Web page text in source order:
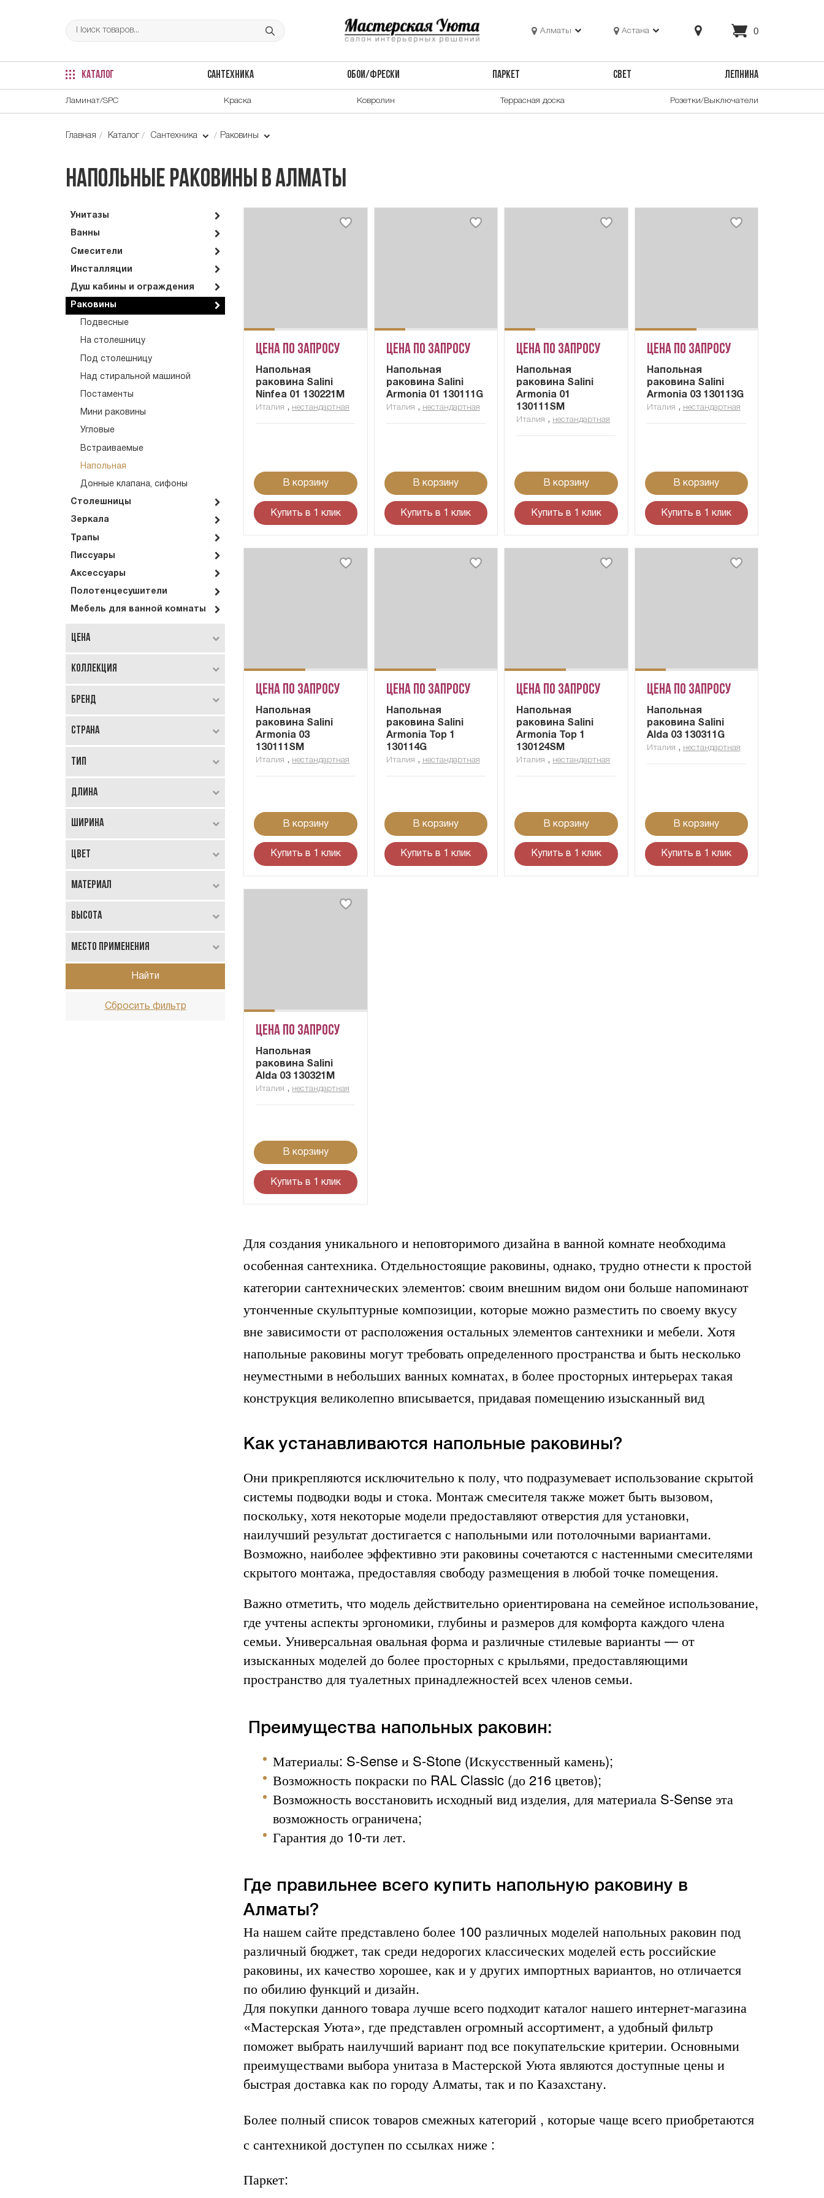
Алматы Астана 0
КАТАЛОГ САНТЕХНИКА ОБОИ/ФРЕСКИ ПАРКЕТ СВЕТ ЛЕПНИНА
Ламинат/SPC Краска Ковролин Террасная доска Розетки/Выключатели
Главная Каталог Сантехника Раковины
Напольные раковины в Алматы
Унитазы
Ванны
Смесители
Инсталляции
Душ кабины и ограждения
Раковины
Подвесные
На столешницу
Под столешницу
Над стиральной машиной
Постаменты
Мини раковины
Угловые
Встраиваемые
Напольная
Донные клапана, сифоны
Столешницы
Зеркала
Трапы
Писсуары
Аксессуары
Полотенцесушители
Мебель для ванной комнаты
Цена
Коллекция
Бренд
Страна
Тип
Длина
Ширина
Цвет
Материал
Высота
Место применения
Найти
Сбросить фильтр
Цена по запросу
Напольная
раковина Salini
Ninfea 01 130221M
Италия , нестандартная
В корзину
Купить в 1 клик
Цена по запросу
Напольная
раковина Salini
Armonia 01 130111G
Италия , нестандартная
В корзину
Купить в 1 клик
Цена по запросу
Напольная
раковина Salini
Armonia 01
130111SM
Италия , нестандартная
В корзину
Купить в 1 клик
Цена по запросу
Напольная
раковина Salini
Armonia 03 130113G
Италия , нестандартная
В корзину
Купить в 1 клик
Цена по запросу
Напольная
раковина Salini
Armonia 03
130111SM
Италия , нестандартная
В корзину
Купить в 1 клик
Цена по запросу
Напольная
раковина Salini
Armonia Top 1
130114G
Италия , нестандартная
В корзину
Купить в 1 клик
Цена по запросу
Напольная
раковина Salini
Armonia Top 1
130124SM
Италия , нестандартная
В корзину
Купить в 1 клик
Цена по запросу
Напольная
раковина Salini
Alda 03 130311G
Италия , нестандартная
В корзину
Купить в 1 клик
Цена по запросу
Напольная
раковина Salini
Alda 03 130321M
Италия , нестандартная
В корзину
Купить в 1 клик
Для создания уникального и неповторимого дизайна в ванной комнате необходима
особенная сантехника. Отдельностоящие раковины, однако, трудно отнести к простой
категории сантехнических элементов: своим внешним видом они больше напоминают
утонченные скульптурные композиции, которые можно разместить по своему вкусу
вне зависимости от расположения остальных элементов сантехники и мебели. Хотя
напольные раковины могут требовать определенного пространства и быть несколько
неуместными в небольших ванных комнатах, в более просторных интерьерах такая
конструкция великолепно вписывается, придавая помещению изысканный вид
Как устанавливаются напольные раковины?
Они прикрепляются исключительно к полу, что подразумевает использование скрытой
системы подводки воды и стока. Монтаж смесителя также может быть вызовом,
поскольку, хотя некоторые модели предоставляют отверстия для установки,
наилучший результат достигается с напольными или потолочными вариантами.
Возможно, наиболее эффективно эти раковины сочетаются с настенными смесителями
скрытого монтажа, предоставляя свободу размещения в любой точке помещения.
Важно отметить, что модель действительно ориентирована на семейное использование,
где учтены аспекты эргономики, глубины и размеров для комфорта каждого члена
семьи. Универсальная овальная форма и различные стилевые варианты — от
изысканных моделей до более просторных с крыльями, предоставляющими
пространство для туалетных принадлежностей всех членов семьи.
Преимущества напольных раковин:
Материалы: S-Sense и S-Stone (Искусственный камень);
Возможность покраски по RAL Classic (до 216 цветов);
Возможность восстановить исходный вид изделия, для материала S-Sense эта
возможность ограничена;
Гарантия до 10-ти лет.
Где правильнее всего купить напольную раковину в
Алматы?
На нашем сайте представлено более 100 различных моделей напольных раковин под
различный бюджет, так среди недорогих классических моделей есть российские
раковины, их качество хорошее, как и у других импортных вариантов, но отличается
по обилию функций и дизайн.
Для покупки данного товара лучше всего подходит каталог нашего интернет-магазина
«Мастерская Уюта», где представлен огромный ассортимент, а удобный фильтр
поможет выбрать наилучший вариант под все покупательские критерии. Основными
преимуществами выбора унитаза в Мастерской Уюта являются доступные цены и
быстрая доставка как по городу Алматы, так и по Казахстану.
Более полный список товаров смежных категорий , которые чаще всего приобретаются
с сантехникой доступен по ссылках ниже :
Паркет: